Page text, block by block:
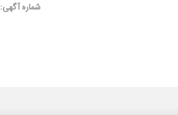
شماره آگهی: